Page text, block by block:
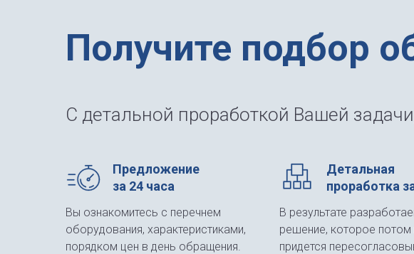
Получите подбор
С детальной проработкой Вашей
Предложение
за 24 часа
Вы ознакомитесь с перечнем
оборудования, характеристиками,
порядком цен в день обращения.
Детальная
проработка
В результате
решение, которое потом
придется